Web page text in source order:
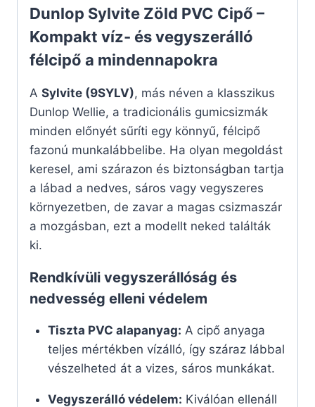
Dunlop Sylvite Zöld PVC Cipő –
Kompakt víz- és vegyszerálló
félcipő a mindennapokra
A Sylvite (9SYLV), más néven a klasszikus
Dunlop Wellie, a tradicionális gumicsizmák
minden előnyét sűríti egy könnyű, félcipő
fazonú munkalábbelibe. Ha olyan megoldást
keresel, ami szárazon és biztonságban tartja
a lábad a nedves, sáros vagy vegyszeres
környezetben, de zavar a magas csizmaszár
a mozgásban, ezt a modellt neked találták
ki.
Rendkívüli vegyszerállóság és
nedvesség elleni védelem
Tiszta PVC alapanyag: A cipő anyaga
teljes mértékben vízálló, így száraz lábbal
vészelheted át a vizes, sáros munkákat.
Vegyszerálló védelem: Kiválóan ellenáll